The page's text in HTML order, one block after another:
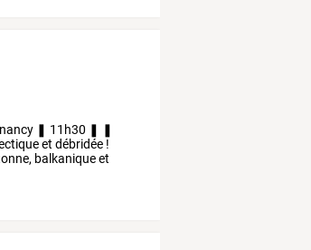
nancy ❚ 11h30 ❚
❚
et débridée !
balkaniqueet